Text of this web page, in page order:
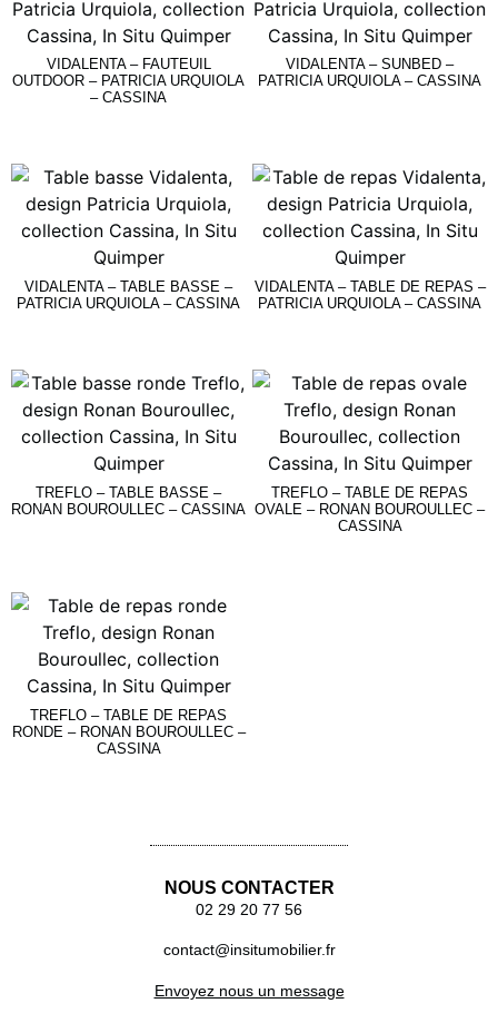
VIDALENTA – FAUTEUIL
OUTDOOR – PATRICIA URQUIOLA
– CASSINA
VIDALENTA – SUNBED –
PATRICIA URQUIOLA – CASSINA
VIDALENTA – TABLE BASSE –
PATRICIA URQUIOLA – CASSINA
VIDALENTA – TABLE DE REPAS –
PATRICIA URQUIOLA – CASSINA
TREFLO – TABLE BASSE –
RONAN BOUROULLEC – CASSINA
TREFLO – TABLE DE REPAS
OVALE – RONAN BOUROULLEC –
CASSINA
TREFLO – TABLE DE REPAS
RONDE – RONAN BOUROULLEC –
CASSINA
NOUS CONTACTER
02 29 20 77 56
contact@insitumobilier.fr
Envoyez nous un message